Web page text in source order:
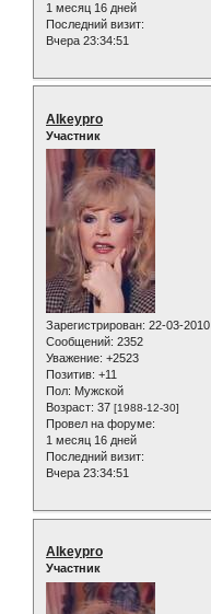
1 месяц 16 дней
Последний визит:
Вчера 23:34:51
Alkeypro
Участник
Зарегистрирован: 22-03-2010
Сообщений: 2352
Уважение: +2523
Позитив: +11
Пол: Мужской
Возраст: 37 [1988-12-30]
Провел на форуме:
1 месяц 16 дней
Последний визит:
Вчера 23:34:51
Alkeypro
Участник